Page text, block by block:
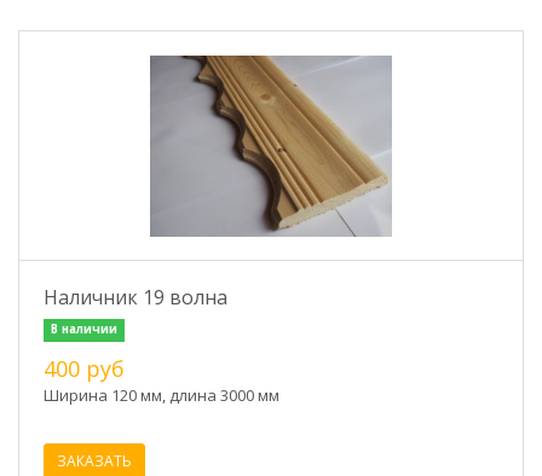
Наличник 19 волна
В наличии
400 руб
Ширина 120 мм, длина 3000 мм
ЗАКАЗАТЬ